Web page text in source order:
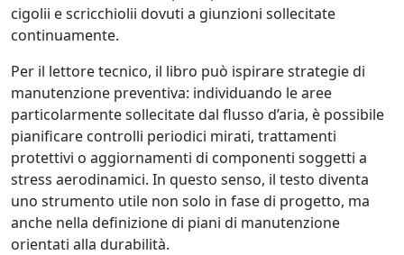
cigolii e scricchiolii dovuti a giunzioni sollecitate
continuamente.
Per il lettore tecnico, il libro può ispirare strategie di
manutenzione preventiva: individuando le aree
particolarmente sollecitate dal flusso d’aria, è possibile
pianificare controlli periodici mirati, trattamenti
protettivi o aggiornamenti di componenti soggetti a
stress aerodinamici. In questo senso, il testo diventa
uno strumento utile non solo in fase di progetto, ma
anche nella definizione di piani di manutenzione
orientati alla durabilità.